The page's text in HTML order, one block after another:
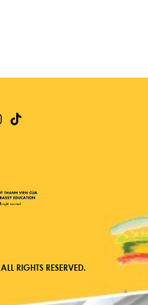
RIGHTS RESERVED.